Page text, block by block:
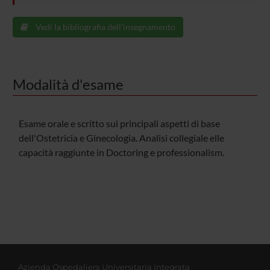
Vedi la bibliografia dell'insegnamento
Modalità d'esame
Esame orale e scritto sui principali aspetti di base
dell'Ostetricia e Ginecologia. Analisi collegiale elle
capacità raggiunte in Doctoring e professionalism.
Azienda Ospedaliera Universitaria Integrata